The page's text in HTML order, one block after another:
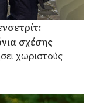
σχέσης
χωριστούς